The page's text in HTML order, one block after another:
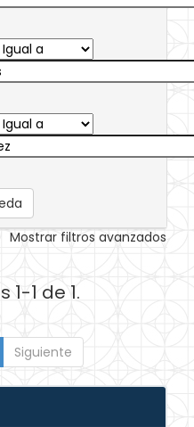
Mostrar filtros avanzados
1-1 de 1.
Siguiente